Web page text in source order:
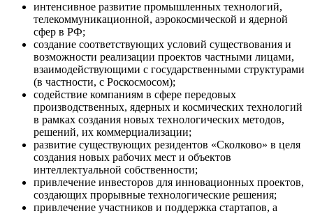
интенсивное развитие промышленных технологий,
телекоммуникационной, аэрокосмической и ядерной
сфер в РФ;
создание соответствующих условий существования и
возможности реализации проектов частными лицами,
взаимодействующими с государственными структурами
(в частности, с Роскосмосом);
содействие компаниям в сфере передовых
производственных, ядерных и космических технологий
в рамках создания новых технологических методов,
решений, их коммерциализации;
развитие существующих резидентов «Сколково» в целя
создания новых рабочих мест и объектов
интеллектуальной собственности;
привлечение инвесторов для инновационных проектов,
создающих прорывные технологические решения;
привлечение участников и поддержка стартапов, а